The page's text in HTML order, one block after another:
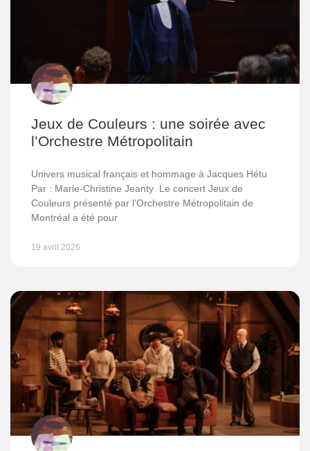
Jeux de Couleurs : une soirée avec
l’Orchestre Métropolitain
Univers musical français et hommage à Jacques Hétu
Par : Marie-Christine Jeanty Le concert Jeux de
Couleurs présenté par l’Orchestre Métropolitain de
Montréal a été pour
19 avril 2026